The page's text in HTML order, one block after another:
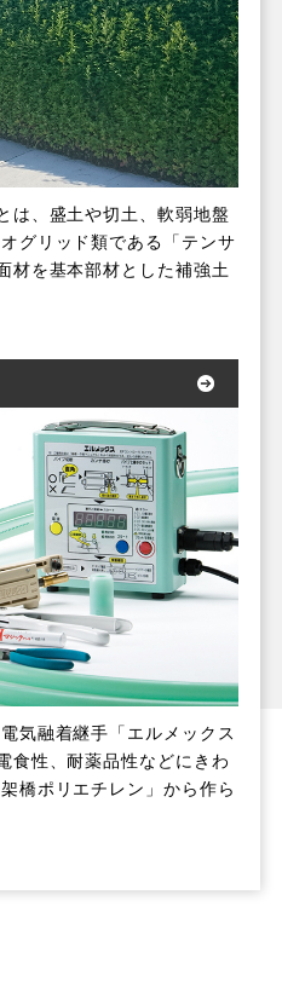
は、盛土や切土、軟弱地盤
グリッド類である「テンサ
材を基本部材とした補強土
気融着継手「エルメックス
食性、耐薬品性などにきわ
橋ポリエチレン」から作ら